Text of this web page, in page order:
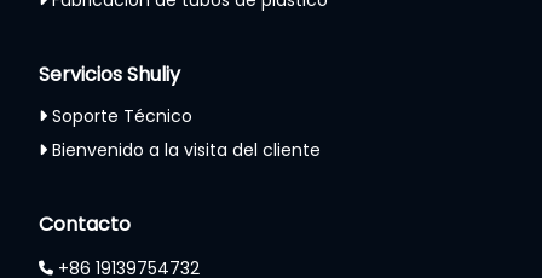
Servicios Shuliy
Soporte Técnico
Bienvenido a la visita del cliente
Contacto
+86 19139754732